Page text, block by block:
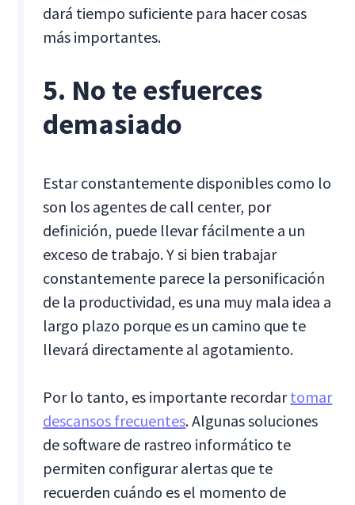
dará tiempo suficiente para hacer cosas
más importantes.
5. No te esfuerces
demasiado
Estar constantemente disponibles como lo
son los agentes de call center, por
definición, puede llevar fácilmente a un
exceso de trabajo. Y si bien trabajar
constantemente parece la personificación
de la productividad, es una muy mala idea a
largo plazo porque es un camino que te
llevará directamente al agotamiento.
Por lo tanto, es importante recordartomar
descansos frecuentes. Algunas soluciones
de software de rastreo informático te
permiten configurar alertas que te
recuerden cuándo es el momento de